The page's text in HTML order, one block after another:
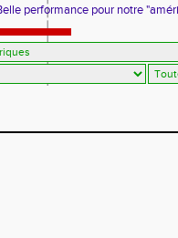
performance pour notre